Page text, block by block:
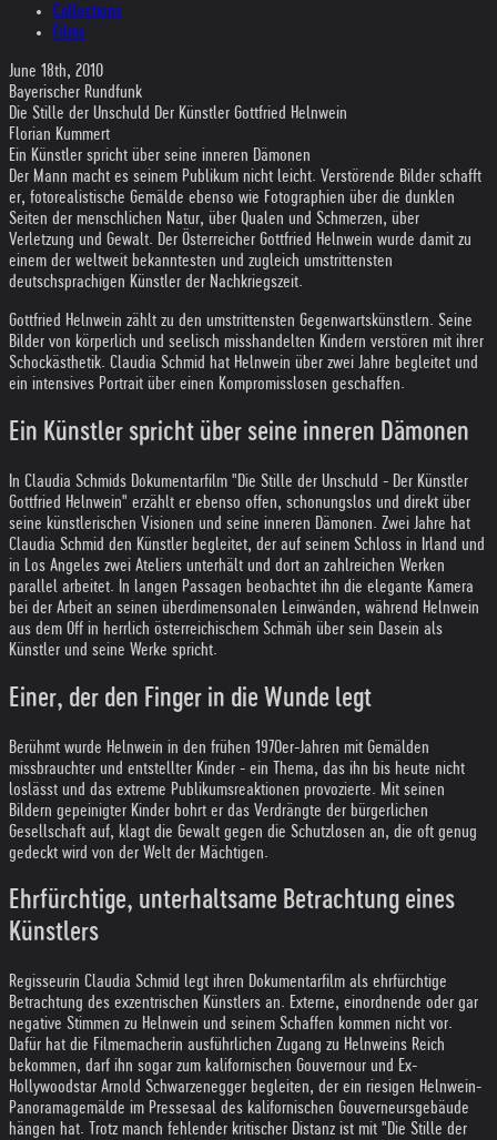
Collections
Films
June 18th, 2010
Bayerischer Rundfunk
Die Stille der Unschuld Der Künstler Gottfried Helnwein
Florian Kummert
Ein Künstler spricht über seine inneren Dämonen
Der Mann macht es seinem Publikum nicht leicht. Verstörende Bilder schafft
er, fotorealistische Gemälde ebenso wie Fotographien über die dunklen
Seiten der menschlichen Natur, über Qualen und Schmerzen, über
Verletzung und Gewalt. Der Österreicher Gottfried Helnwein wurde damit zu
einem der weltweit bekanntesten und zugleich umstrittensten
deutschsprachigen Künstler der Nachkriegszeit.
Gottfried Helnwein zählt zu den umstrittensten Gegenwartskünstlern. Seine
Bilder von körperlich und seelisch misshandelten Kindern verstören mit ihrer
Schockästhetik. Claudia Schmid hat Helnwein über zwei Jahre begleitet und
ein intensives Portrait über einen Kompromisslosen geschaffen.
Ein Künstler spricht über seine inneren Dämonen
In Claudia Schmids Dokumentarfilm "Die Stille der Unschuld - Der Künstler
Gottfried Helnwein" erzählt er ebenso offen, schonungslos und direkt über
seine künstlerischen Visionen und seine inneren Dämonen. Zwei Jahre hat
Claudia Schmid den Künstler begleitet, der auf seinem Schloss in Irland und
in Los Angeles zwei Ateliers unterhält und dort an zahlreichen Werken
parallel arbeitet. In langen Passagen beobachtet ihn die elegante Kamera
bei der Arbeit an seinen überdimensonalen Leinwänden, während Helnwein
aus dem Off in herrlich österreichischem Schmäh über sein Dasein als
Künstler und seine Werke spricht.
Einer, der den Finger in die Wunde legt
Berühmt wurde Helnwein in den frühen 1970er-Jahren mit Gemälden
missbrauchter und entstellter Kinder - ein Thema, das ihn bis heute nicht
loslässt und das extreme Publikumsreaktionen provozierte. Mit seinen
Bildern gepeinigter Kinder bohrt er das Verdrängte der bürgerlichen
Gesellschaft auf, klagt die Gewalt gegen die Schutzlosen an, die oft genug
gedeckt wird von der Welt der Mächtigen.
Ehrfürchtige, unterhaltsame Betrachtung eines
Künstlers
Regisseurin Claudia Schmid legt ihren Dokumentarfilm als ehrfürchtige
Betrachtung des exzentrischen Künstlers an. Externe, einordnende oder gar
negative Stimmen zu Helnwein und seinem Schaffen kommen nicht vor.
Dafür hat die Filmemacherin ausführlichen Zugang zu Helnweins Reich
bekommen, darf ihn sogar zum kalifornischen Gouvernour und Ex-
Hollywoodstar Arnold Schwarzenegger begleiten, der ein riesigen Helnwein-
Panoramagemälde im Pressesaal des kalifornischen Gouverneursgebäude
hängen hat. Trotz manch fehlender kritischer Distanz ist mit "Die Stille der